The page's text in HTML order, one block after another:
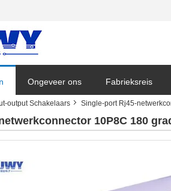
Ongeveer ons Fabrieksreis
Bedrijfsnieuws
output Schakelaars Single-port Rj45-
10P8C 180